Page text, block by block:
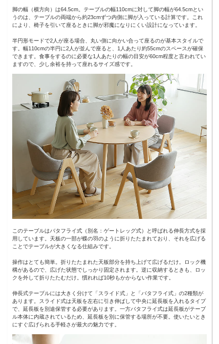
脚の幅（横方向）は64.5cm。テーブルの幅110cmに対して脚の幅が64.5cmとい
うのは、テーブルの両端から約23cmずつ内側に脚が入っている計算です。これ
により、椅子を引いて座るときに脚が邪魔になりにくい設計になっています。
半円形モードで2人が座る場合、丸い側に向かい合って座るのが基本スタイルで
す。幅110cmの半円に2人が並んで座ると、1人あたり約55cmのスペースが確保
できます。食事をするのに必要な1人あたりの幅の目安が60cm程度と言われてい
ますので、少し余裕を持って座れるサイズ感です。
このテーブルはバタフライ式（別名：ゲートレッグ式）と呼ばれる伸長方式を採
用しています。天板の一部が蝶の羽のように折りたたまれており、それを広げる
ことでテーブルが大きくなる仕組みです。
操作はとても簡単。折りたたまれた天板部分を持ち上げて広げるだけ。ロック機
構があるので、広げた状態でしっかり固定されます。逆に収納するときも、ロッ
クを外して折りたたむだけ。慣れれば10秒もかからない作業です。
伸長式テーブルには大きく分けて「スライド式」と「バタフライ式」の2種類が
あります。スライド式は天板を左右に引き伸ばして中央に延長板を入れるタイプ
で、延長板を別途保管する必要があります。一方バタフライ式は延長板がテーブ
ル本体に内蔵されているため、延長板を別に保管する場所が不要。使いたいとき
にすぐ広げられる手軽さが最大の魅力です。